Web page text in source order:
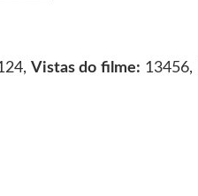
Vistas do filme: 13456,